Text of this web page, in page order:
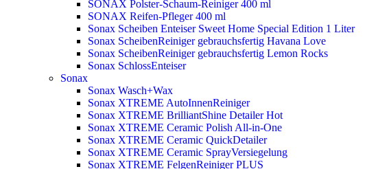
SONAX Polster-Schaum-Reiniger 400 ml
SONAX Reifen-Pfleger 400 ml
Sonax Scheiben Enteiser Sweet Home Special Edition 1 Liter
Sonax ScheibenReiniger gebrauchsfertig Havana Love
Sonax ScheibenReiniger gebrauchsfertig Lemon Rocks
Sonax SchlossEnteiser
Sonax
Sonax Wasch+Wax
Sonax XTREME AutoInnenReiniger
Sonax XTREME BrilliantShine DetailerHot
Sonax XTREME Ceramic Polish All-in-One
Sonax XTREME Ceramic QuickDetailer
Sonax XTREME Ceramic SprayVersiegelung
Sonax XTREME FelgenReiniger PLUS